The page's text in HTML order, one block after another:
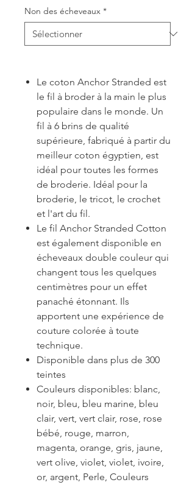
Non des écheveaux *
Le coton Anchor Stranded est
le fil à broder à la main le plus
populaire dans le monde. Un
fil à 6 brins de qualité
supérieure, fabriqué à partir du
meilleur coton égyptien, est
idéal pour toutes les formes
de broderie. Idéal pour la
broderie, le tricot, le crochet
et l'art du fil.
Le fil Anchor Stranded Cotton
est également disponible en
écheveaux double couleur qui
changent tous les quelques
centimètres pour un effet
panaché étonnant. Ils
apportent une expérience de
couture colorée à toute
technique.
Disponible dans plus de 300
teintes
Couleurs disponibles: blanc,
noir, bleu, bleu marine, bleu
clair, vert, vert clair, rose, rose
bébé, rouge, marron,
magenta, orange, gris, jaune,
vert olive, violet, violet, ivoire,
or, argent, Perle, Couleurs